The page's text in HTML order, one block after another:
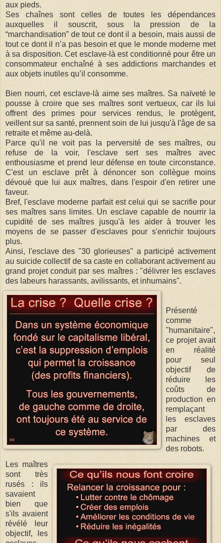
aux pieds.
Ses chaînes sont celles de toutes les dépendances
auxquelles il souscrit, sous la pression de la
“marchandisation” de tout ce dont il a besoin, mais aussi de
tout ce dont il n’a pas besoin et que le monde moderne met
à sa disposition. Cet esclave-là est conditionné pour être un
consommateur enchaîné à ses addictions marchandes et
aux objets inutiles qu’il consomme.
Bien nourri, cet esclave-là aime ses maîtres. Sa naïveté le
pousse à croire que ses maîtres sont vertueux, car ils lui
offrent des primes pour services rendus, le protègent,
veillent sur sa santé, prennent soin de lui jusqu'à l'âge de sa
retraite et même au-delà.
Parce qu'il ne voit pas la perversité de ses maîtres, ou
refuse de la voir, l'esclave sert ses maîtres avec
enthousiasme et prend leur défense en toute circonstance.
C'est un esclave prêt à dénoncer son collègue moins
dévoué que lui aux maîtres, dans l'espoir d'en retirer une
faveur.
Bref, l'esclave moderne parfait est celui qui se sacrifie pour
ses maîtres sans limites. Un esclave capable de nourrir la
cupidité de ses maîtres jusqu'à les aider à trouver les
moyens de se passer d'esclaves pour s'enrichir toujours
plus.
Ainsi, l'esclave des "30 glorieuses" a participé activement
au suicide collectif de sa caste en collaborant activement au
grand projet conduit par ses maîtres : "délivrer les esclaves
des labeurs harassants, avilissants, et inhumains".
Présenté
comme
"humanitaire",
ce projet avait
en réalité
pour seul
objectif de
réduire les
coûts de
production en
remplaçant
les esclaves
par des
machines et
des robots.
Les maîtres
sont très
rusés : ils
savaient
bien que
s'ils avaient
révélé leur
objectif, les